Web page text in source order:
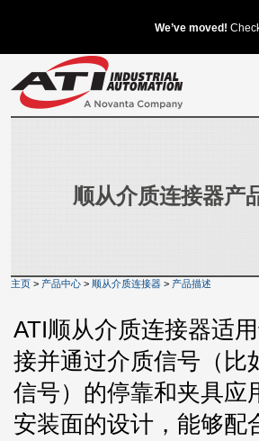
顺从介质连接器产
主页 > 产品中心 > 顺从介质连接器 > 产品描述
ATI顺从介质连接器适
接并通过介质信号（比
信号）的停靠和夹具应
安装面的设计，能够配